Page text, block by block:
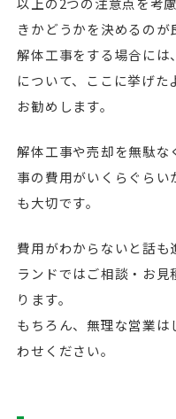
きかどうかを決めるのが
解体工事をする場合に
について、ここに挙げ
お勧めします。
解体工事や売却を無駄な
事の費用がいくらぐらい
も大切です。
費用がわからないと話も
ランドではご相談・お
ります。
もちろん、無理な営業
わせください。